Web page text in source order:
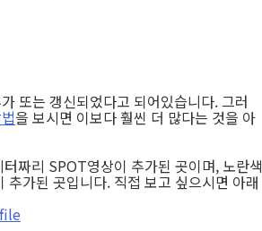
또는 갱신되었다고 되어있습니다. 그러
을 보시면 이보다 훨씬 더 많다는 것을 아
짜리 SPOT영상이 추가된 곳이며, 노란색
가된 곳입니다. 직접 보고 싶으시면 아래